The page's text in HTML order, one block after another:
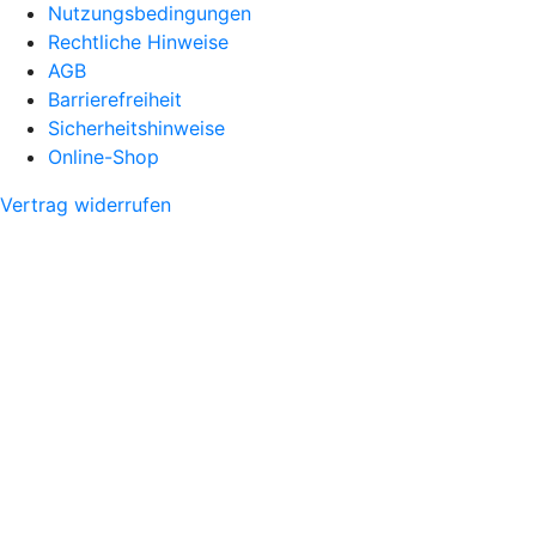
Nutzungsbedingungen
Rechtliche Hinweise
AGB
Barrierefreiheit
Sicherheitshinweise
Online-Shop
Vertrag widerrufen